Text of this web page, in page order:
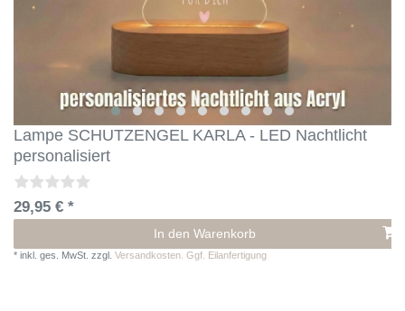
Lampe SCHUTZENGEL KARLA - LED Nachtlicht
personalisiert
29,95 € *
In den Warenkorb
* inkl. ges. MwSt. zzgl. Versandkosten. Ggf. Eilanfertigung